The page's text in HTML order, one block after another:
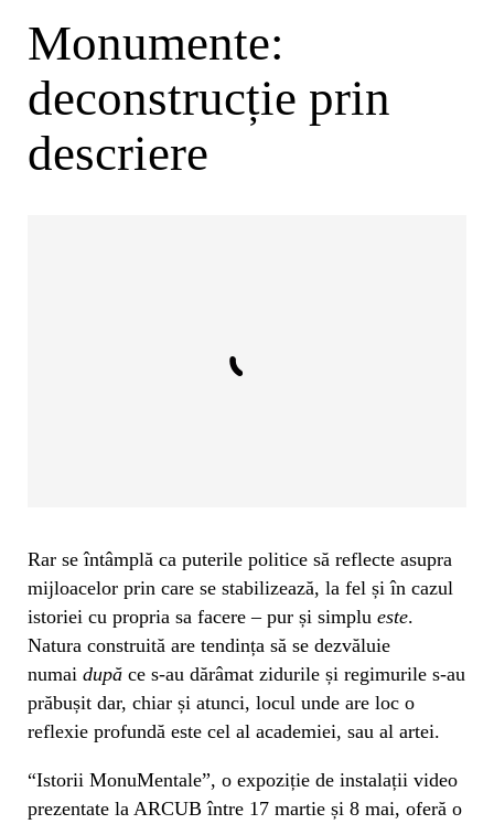
Monumente:
deconstrucție prin
descriere
Rar se întâmplă ca puterile politice să reflecte asupra
mijloacelor prin care se stabilizează, la fel și în cazul
istoriei cu propria sa facere – pur și simplu este.
Natura construită are tendința să se dezvăluie
numai după ce s-au dărâmat zidurile și regimurile s-au
prăbușit dar, chiar și atunci, locul unde are loc o
reflexie profundă este cel al academiei, sau al artei.
“Istorii MonuMentale”, o expoziție de instalații video
prezentate la ARCUB între 17 martie și 8 mai, oferă o